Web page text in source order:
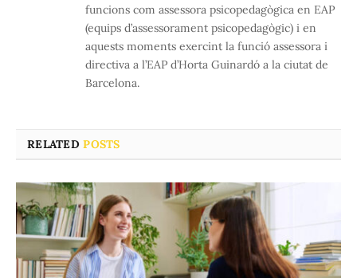
funcions com assessora psicopedagògica en EAP
(equips d’assessorament psicopedagògic) i en
aquests moments exercint la funció assessora i
directiva a l’EAP d’Horta Guinardó a la ciutat de
Barcelona.
RELATEDPOSTS